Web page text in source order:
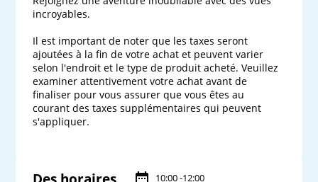
incroyables.
Il est important de noter que les taxes seront
ajoutées à la fin de votre achat et peuvent varier
selon l'endroit et le type de produit acheté. Veuillez
examiner attentivement votre achat avant de
finaliser pour vous assurer que vous êtes au
courant des taxes supplémentaires qui peuvent
s'appliquer.
10:00 -12:00